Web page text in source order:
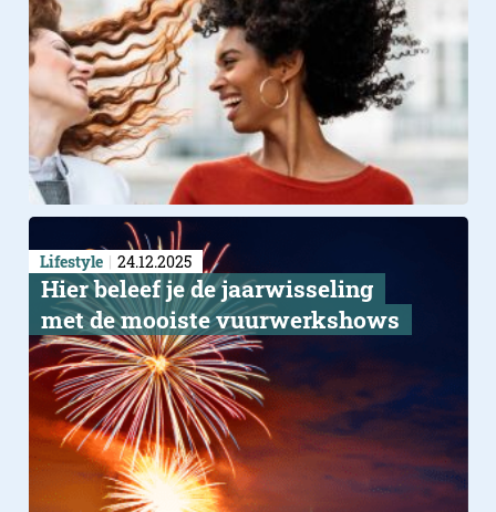
Lifestyle 24.12.2025
Hier beleef je de jaarwisseling
met de mooiste vuurwerkshows